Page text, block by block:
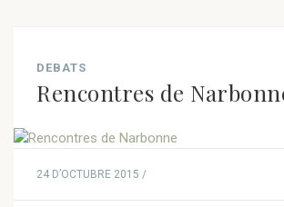
DEBATS
Rencontres de
24 D’OCTUBRE 2015 /